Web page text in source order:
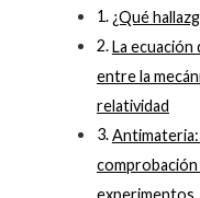
¿Qué
La ecuación
entre la
relatividad
experimentos